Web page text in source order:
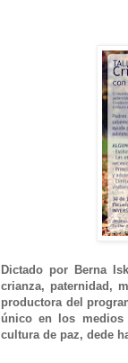
Dictado por Berna
crianza, paternidad,
productora del
único en los medios
cultura de paz, dede